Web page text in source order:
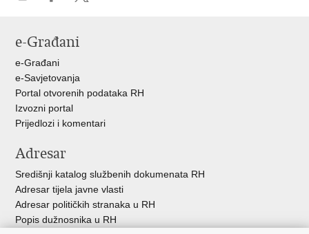
Facebooku
X-
e-Građani
e-Građani
e-Savjetovanja
Portal otvorenih podataka RH
Izvozni portal
Prijedlozi i komentari
Adresar
Središnji katalog službenih dokumenata RH
Adresar tijela javne vlasti
Adresar političkih stranaka u RH
Popis dužnosnika u RH